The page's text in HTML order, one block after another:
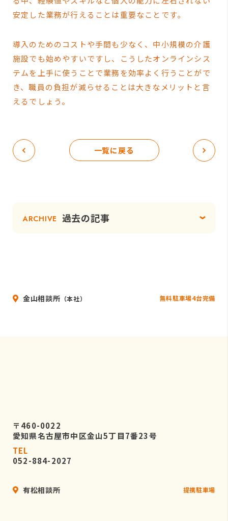
安定した業務が行えることは重要なことです。
導入のためのコストや手間も少なく、中小規模の介護
施設でも始めやすいですし、こうしたオンラインシス
テムを上手に使うことで業務を効率よく行うことがで
き、職員の負担が減らせることは大きなメリットと言
えるでしょう。
一覧に戻る
ARCHIVE 過去の記事
金山相談所 （本社） 無料駐車場4台完備
〒460-0022
愛知県名古屋市中区金山5丁目7番23号
TEL
052-884-2027
有松相談所 提携駐車場